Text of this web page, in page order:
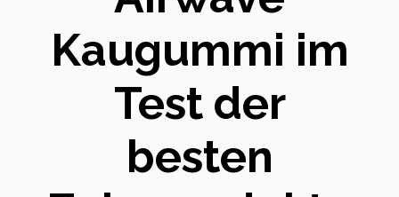
Kaugummi im
Test der
besten